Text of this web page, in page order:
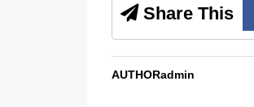
Share This
AUTHORadmin